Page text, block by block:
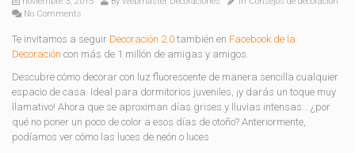
No Comments
Te invitamos a seguir Decoración 2.0 también en Facebook de la
Decoración con más de 1 millón de amigas y amigos.
Descubre cómo decorar con luz fluorescente de manera sencilla cualquier
espacio de casa. Ideal para dormitorios juveniles, ¡y darás un toque muy
llamativo! Ahora que se aproximan días grises y lluvias intensas… ¿por
qué no poner un poco de color a esos días de otoño? Anteriormente,
podíamos ver cómo las luces de neón o luces